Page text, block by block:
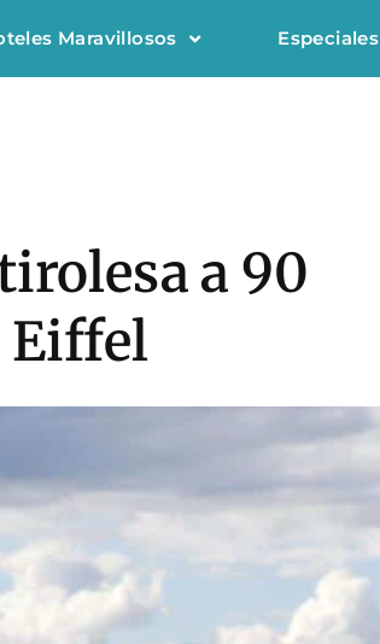
Maravillosos Especiales
a 90
Eiffel